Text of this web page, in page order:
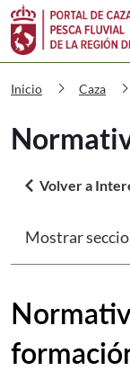
Inicio chevron_right Caza chevron_right
arrow_back_ios Volver a
Mostrar